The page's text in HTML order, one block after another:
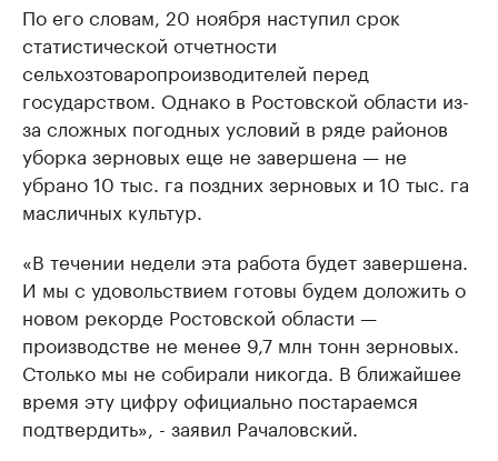
По его словам, 20 ноября наступил срок
статистической отчетности
сельхозтоваропроизводителей перед
государством. Однако в Ростовской области из-
за сложных погодных условий в ряде районов
уборка зерновых еще не завершена — не
убрано 10 тыс. га поздних зерновых и 10 тыс. га
масличных культур.
«В течении недели эта работа будет завершена.
И мы с удовольствием готовы будем доложить о
новом рекорде Ростовской области —
производстве не менее 9,7 млн тонн зерновых.
Столько мы не собирали никогда. В ближайшее
время эту цифру официально постараемся
подтвердить», - заявил Рачаловский.